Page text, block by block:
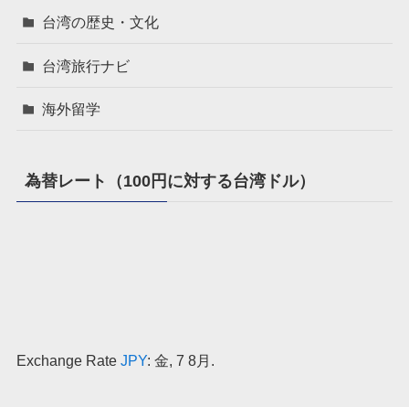
台湾の歴史・文化
台湾旅行ナビ
海外留学
為替レート（100円に対する台湾ドル）
Exchange Rate JPY: 金, 7 8月.